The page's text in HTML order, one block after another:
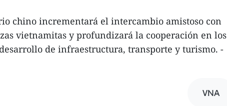
chino incrementará el intercambio amistoso con
vietnamitas y profundizará la cooperación en los
de infraestructura, transporte y turismo. -
VNA